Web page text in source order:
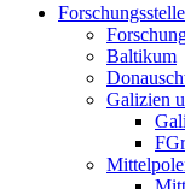
Baltikum
Galizien